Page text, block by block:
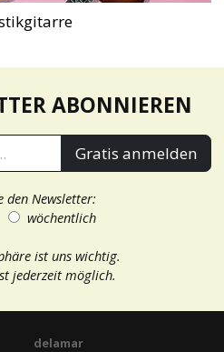
ABONNIEREN
Gratis anmelden
den Newsletter:
wöchentlich
ist uns wichtig.
jederzeit möglich.
delamar